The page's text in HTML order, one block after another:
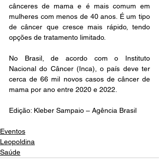
cânceres de mama e é mais comum em
mulheres com menos de 40 anos. É um tipo
de câncer que cresce mais rápido, tendo
opções de tratamento limitado.
No Brasil, de acordo com o Instituto
Nacional do Câncer (Inca), o país deve ter
cerca de 66 mil novos casos de câncer de
mama por ano entre 2020 e 2022.
Edição: Kleber Sampaio – Agência Brasil
Eventos
Leopoldina
Saúde